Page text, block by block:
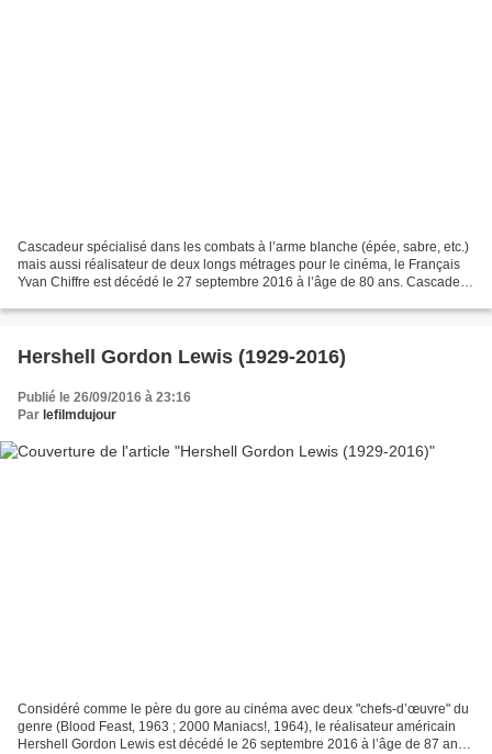
Cascadeur spécialisé dans les combats à l’arme blanche (épée, sabre, etc.)
mais aussi réalisateur de deux longs métrages pour le cinéma, le Français
Yvan Chiffre est décédé le 27 septembre 2016 à l’âge de 80 ans. Cascadeur
Hershell Gordon Lewis (1929-2016)
Publié le 26/09/2016 à 23:16
Par lefilmdujour
Considéré comme le père du gore au cinéma avec deux "chefs-d’œuvre" du
genre (Blood Feast, 1963 ; 2000 Maniacs!, 1964), le réalisateur américain
Hershell Gordon Lewis est décédé le 26 septembre 2016 à l’âge de 87 ans.